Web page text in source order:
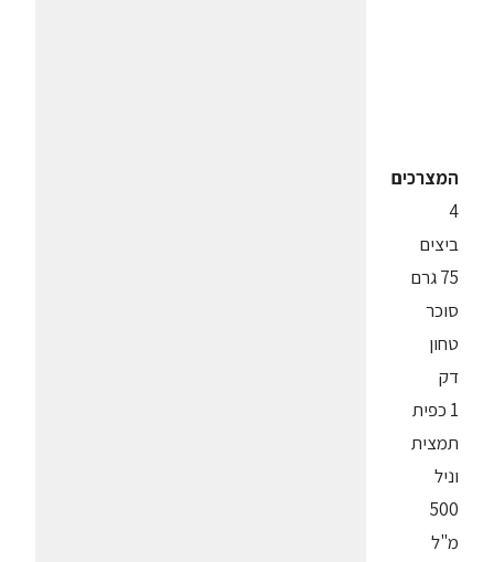
המצרכים
4
ביצים
75 גרם
סוכר
טחון
דק
1 כפית
תמצית
וניל
500
מ"ל